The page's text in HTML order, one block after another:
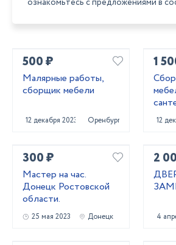
ознакомьтесь с предложениями в
500 ₽
Малярные работы,
сборщик мебели
12 декабря 2023 Оренбург
1
12
300 ₽
Мастер на час.
Донецк Ростовской
области.
25 мая 2023 Донецк
2
4